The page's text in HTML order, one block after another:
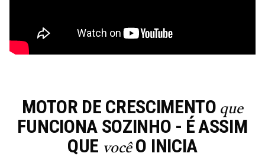
MOTOR DE CRESCIMENTO que
FUNCIONA SOZINHO - ÉASSIM
QUE vocêO INICIA